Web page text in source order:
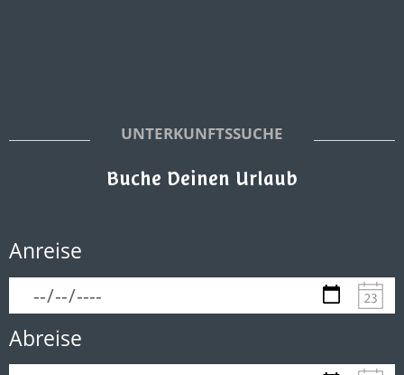
UNTERKUNFTSSUCHE
Buche Deinen Urlaub
Anreise
Abreise